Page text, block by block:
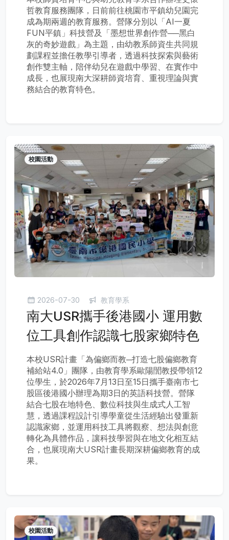
哲教育服務團隊，日前前往桃園市平鎮幼兒園完
成為期兩週的教育服務。營隊分別以「AI一夏
FUN平鎮」科技營及「墨想世界創作營──黑白
灰的奇妙遊戲」為主題，由幼教系師資生共同規
劃課程並擔任教學引導者，透過科技探索與藝術
創作雙主軸，陪伴幼兒在遊戲中學習、在實作中
成長，也展現南大深耕師資培育、重視理論與實
務結合的教育特色。
校園活動
2026-07-30 教育學系
南大USR攜手後港國小 運用數
位工具創作認識七股家鄉特色
本校USR計畫「為偏鄉而教─打造七股偏鄉教育
補給站4.0」團隊，由教育學系歐陽誾教授帶領12
位學生，於2026年7月13日至15日攜手臺南市七
股區後港國小辦理為期3日的英語科技營。營隊
結合七股在地特色、數位科技與生成式人工智
慧，透過課程設計引導學童從生活經驗出發重新
認識家鄉，並運用科技工具將觀察、想法與創意
轉化為具體作品，讓科技學習與在地文化相互結
合，也展現南大USR計畫長期深耕偏鄉教育的成
果。
校園活動